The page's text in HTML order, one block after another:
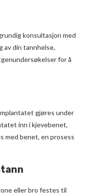
konsultasjon med
av din tannhelse,
for å
gjøres under
inn i kjevebenet,
med benet, en prosess
eller bro festes til